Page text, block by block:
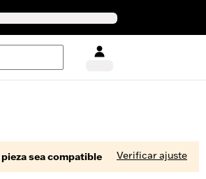
sea compatible Verificar ajuste